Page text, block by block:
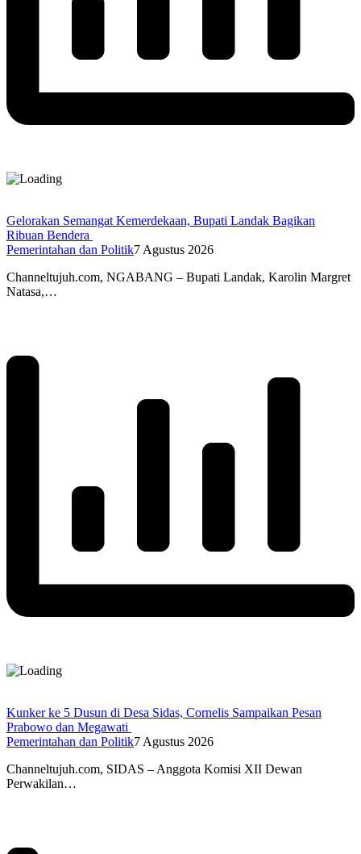
Gelorakan Semangat Kemerdekaan, Bupati Landak Bagikan
Ribuan Bendera
Pemerintahan dan Politik7 Agustus 2026
Channeltujuh.com, NGABANG – Bupati Landak, Karolin Margret
Natasa,…
Kunker ke 5 Dusun di Desa Sidas, Cornelis Sampaikan Pesan
Prabowo dan Megawati
Pemerintahan dan Politik7 Agustus 2026
Channeltujuh.com, SIDAS – Anggota Komisi XII Dewan
Perwakilan…